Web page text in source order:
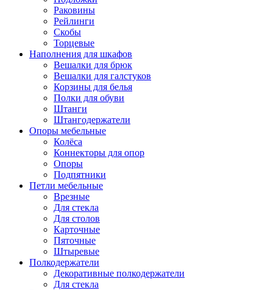
Раковины
Рейлинги
Скобы
Торцевые
Наполнения для шкафов
Вешалки для брюк
Вешалки для галстуков
Корзины для белья
Полки для обуви
Штанги
Штангодержатели
Опоры мебельные
Колёса
Коннекторы для опор
Опоры
Подпятники
Петли мебельные
Врезные
Для стекла
Для столов
Карточные
Пяточные
Штыревые
Полкодержатели
Декоративные полкодержатели
Для стекла